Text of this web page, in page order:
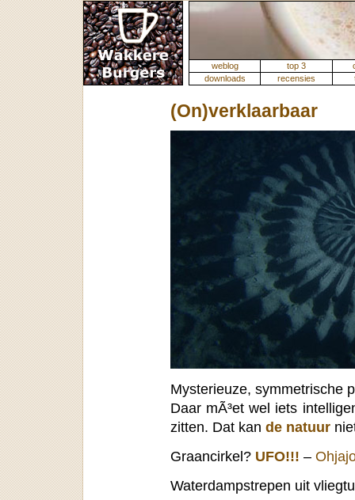
weblog top 3
downloads
recensies
(On)verklaarbaar
Mysterieuze, symmetrische
Daar mÃ³et wel iets
zitten. Dat kan de natuur
Graancirkel? UFO!!! –
Waterdampstrepen uit